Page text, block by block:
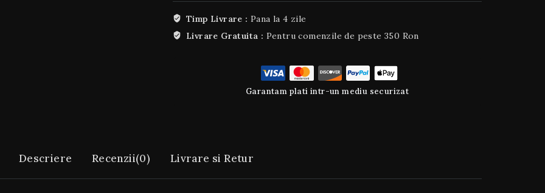
Timp Livrare : Pana la 4 zile
Livrare Gratuita : Pentru comenzile de peste 350 Ron
Garantam plati intr-un mediu securizat
Descriere Recenzii(0) Livrare si Retur